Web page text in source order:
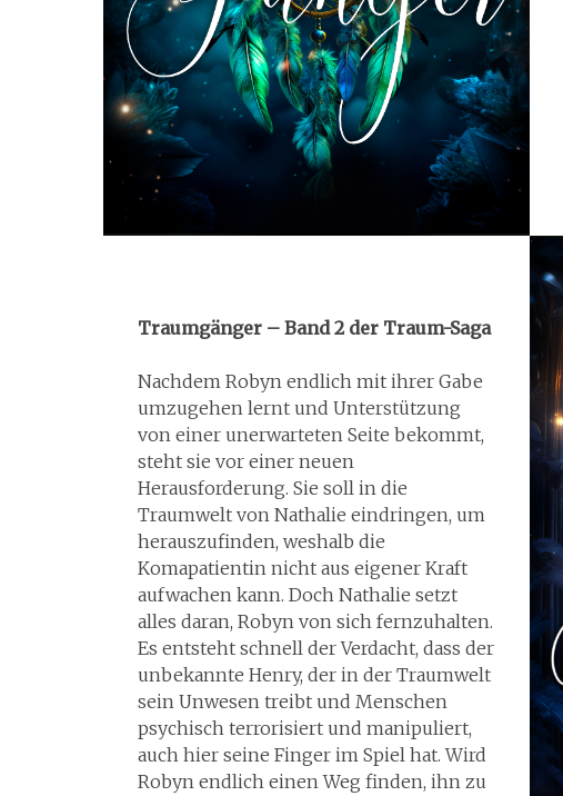
Traumgänger – Band 2 der Traum-Saga
Nachdem Robyn endlich mit ihrer Gabe
umzugehen lernt und Unterstützung
von einer unerwarteten Seite bekommt,
steht sie vor einer neuen
Herausforderung. Sie soll in die
Traumwelt von Nathalie eindringen, um
herauszufinden, weshalb die
Komapatientin nicht aus eigener Kraft
aufwachen kann. Doch Nathalie setzt
alles daran, Robyn von sich fernzuhalten.
Es entsteht schnell der Verdacht, dass der
unbekannte Henry, der in der Traumwelt
sein Unwesen treibt und Menschen
psychisch terrorisiert und manipuliert,
auch hier seine Finger im Spiel hat. Wird
Robyn endlich einen Weg finden, ihn zu